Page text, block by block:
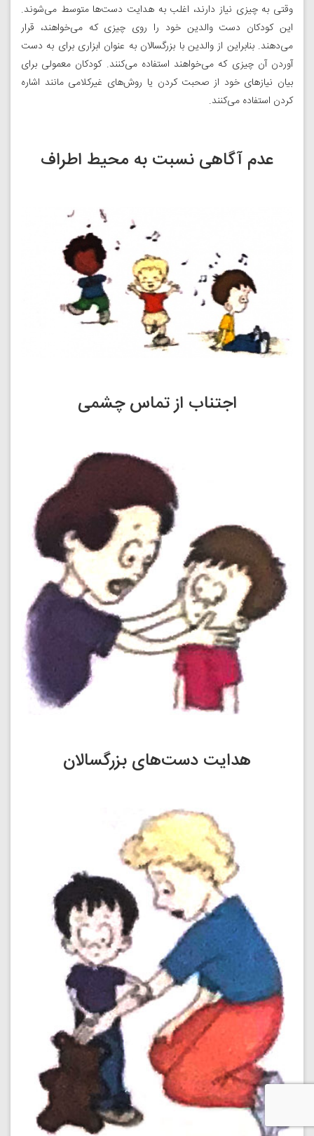
وقتی به چیزی نیاز دارند، اغلب به هدایت دست‌ها متوسط می‌شوند.
این کودکان دست والدین خود را روی چیزی که می‌خواهند، قرار
می‌دهند. بنابراین از والدین با بزرگسالان به عنوان ابزاری برای به دست
آوردن آن چیزی که می‌خواهند استفاده می‌کنند. کودکان معمولی برای
بیان نیازهای خود از صحبت کردن یا روش‌های غیرکلامی مانند اشاره
کردن استفاده می‌کنند.
عدم آگاهی نسبت به محیط اطراف
اجتناب از تماس چشمی
هدایت دست‌های بزرگسالان